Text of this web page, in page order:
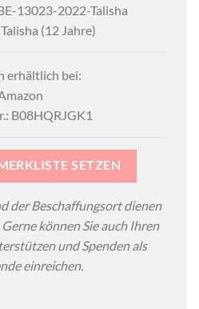
13023-2022-Talisha
(12 Jahre)
erhältlich bei:
B08HQRJGK1
SETZEN
der Beschaffungsort dienen
können Sie auch Ihren
und Spenden als
einreichen.